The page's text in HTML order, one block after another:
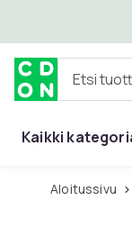
Etsi
Kaikki
Aloitussivu